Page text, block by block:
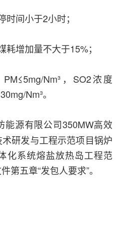
间小于2小时；
增加量不大于15%；
Nm³，SO2浓度
Nm³。
能源有限公司350MW高效
研发与工程示范项目锅炉
化系统熔盐放热岛工程范
第五章“发包人要求”。